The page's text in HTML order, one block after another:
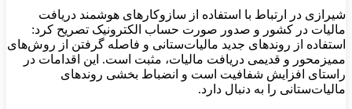
شیرازی در ارتباط با استفاده از سازوکارهای هوشمند دریافت
مالیات در کشور و صدور صورت حساب الکترونیک تصریح کرد:
استفاده از روندهای جدید مالیات‌ستانی و فاصله گرفتن از روش‌های
ممیزمحور و قدیمی دریافت مالیات، مثبت است. این اقدامات در
راستای افزایش شفافیت است و انضباط بخشی روندهای
مالیات‌ستانی را به دنبال دارد.